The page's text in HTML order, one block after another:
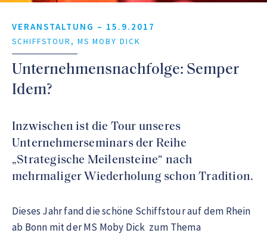
VERANSTALTUNG – 15.9.2017
SCHIFFSTOUR, MS MOBY DICK
Unternehmensnachfolge: Semper
Idem?
Inzwischen ist die Tour unseres
Unternehmerseminars der Reihe
„Strategische Meilensteine“ nach
mehrmaliger Wiederholung schon Tradition.
Dieses Jahr fand die schöne Schiffstour auf dem Rhein
ab Bonn mit der MS Moby Dick zum Thema